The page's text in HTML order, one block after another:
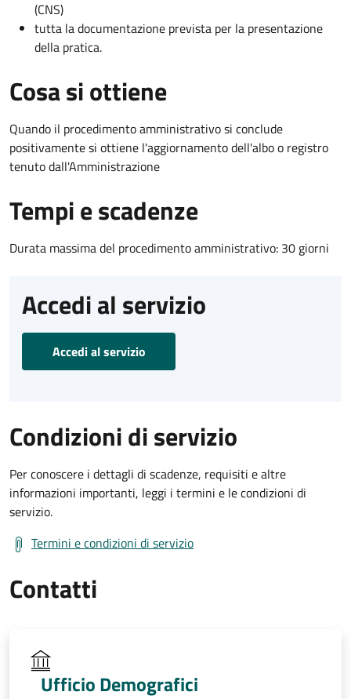
(CNS)
tutta la documentazione prevista per la presentazione
della pratica.
Cosa si ottiene
Quando il procedimento amministrativo si conclude
positivamente si ottiene l'aggiornamento dell'albo o registro
tenuto dall'Amministrazione
Tempi e scadenze
Durata massima del procedimento amministrativo: 30 giorni
Accedi al servizio
Accedi al servizio
Condizioni di servizio
Per conoscere i dettagli di scadenze, requisiti e altre
informazioni importanti, leggi i termini e le condizioni di
servizio.
Termini e condizioni di servizio
Contatti
Ufficio Demografici